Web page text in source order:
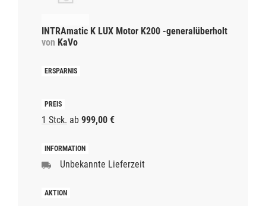
INTRAmatic K LUX Motor K200 -generalüberholt
von KaVo
1 Stck. ab 999,00 €
Unbekannte Lieferzeit